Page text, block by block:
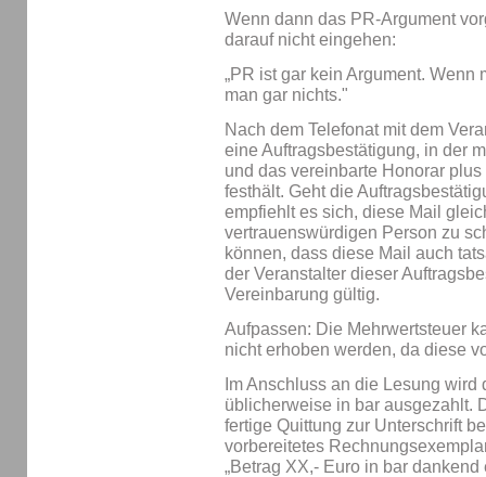
Wenn dann das PR-Argument
darauf nicht eingehen:
„PR ist gar kein Argument.
man gar nichts."
Nach dem Telefonat mit dem
eine Auftragsbestätigung, in der
und das vereinbarte Honorar
festhält. Geht die
empfiehlt es sich, diese Mail
vertrauenswürdigen Person zu
können, dass diese Mail auch
der Veranstalter dieser
Vereinbarung gültig.
Aufpassen: Die Mehrwertsteuer
nicht erhoben werden, da diese
Im Anschluss an die Lesung
üblicherweise in bar ausgezahlt.
fertige Quittung zur Unterschrift
vorbereitetes
„Betrag XX,- Euro in bar dankend